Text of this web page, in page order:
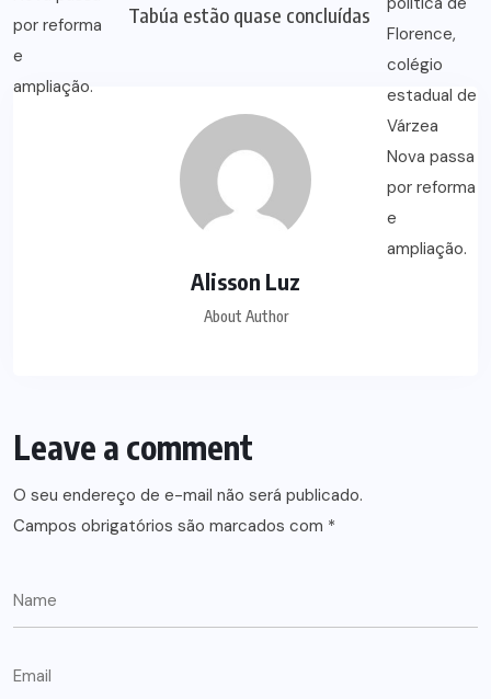
Tabúa estão quase concluídas
Alisson Luz
About Author
Leave a comment
O seu endereço de e-mail não será publicado.
Campos obrigatórios são marcados com *